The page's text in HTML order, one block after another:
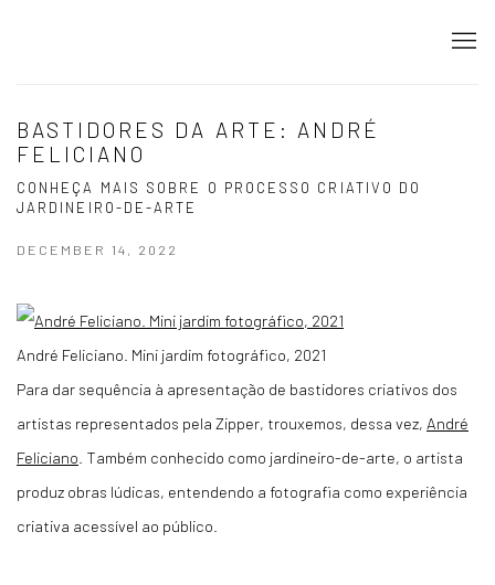
BASTIDORES DA ARTE: ANDRÉ
FELICIANO
CONHEÇA MAIS SOBRE O PROCESSO CRIATIVO DO
JARDINEIRO-DE-ARTE
DECEMBER 14, 2022
André Feliciano. Mini jardim fotográfico, 2021
Para dar sequência à apresentação de bastidores criativos dos
artistas representados pela Zipper, trouxemos, dessa vez, André
Feliciano . Também conhecido como jardineiro-de-arte, o artista
produz obras lúdicas, entendendo a fotografia como experiência
criativa acessível ao público.